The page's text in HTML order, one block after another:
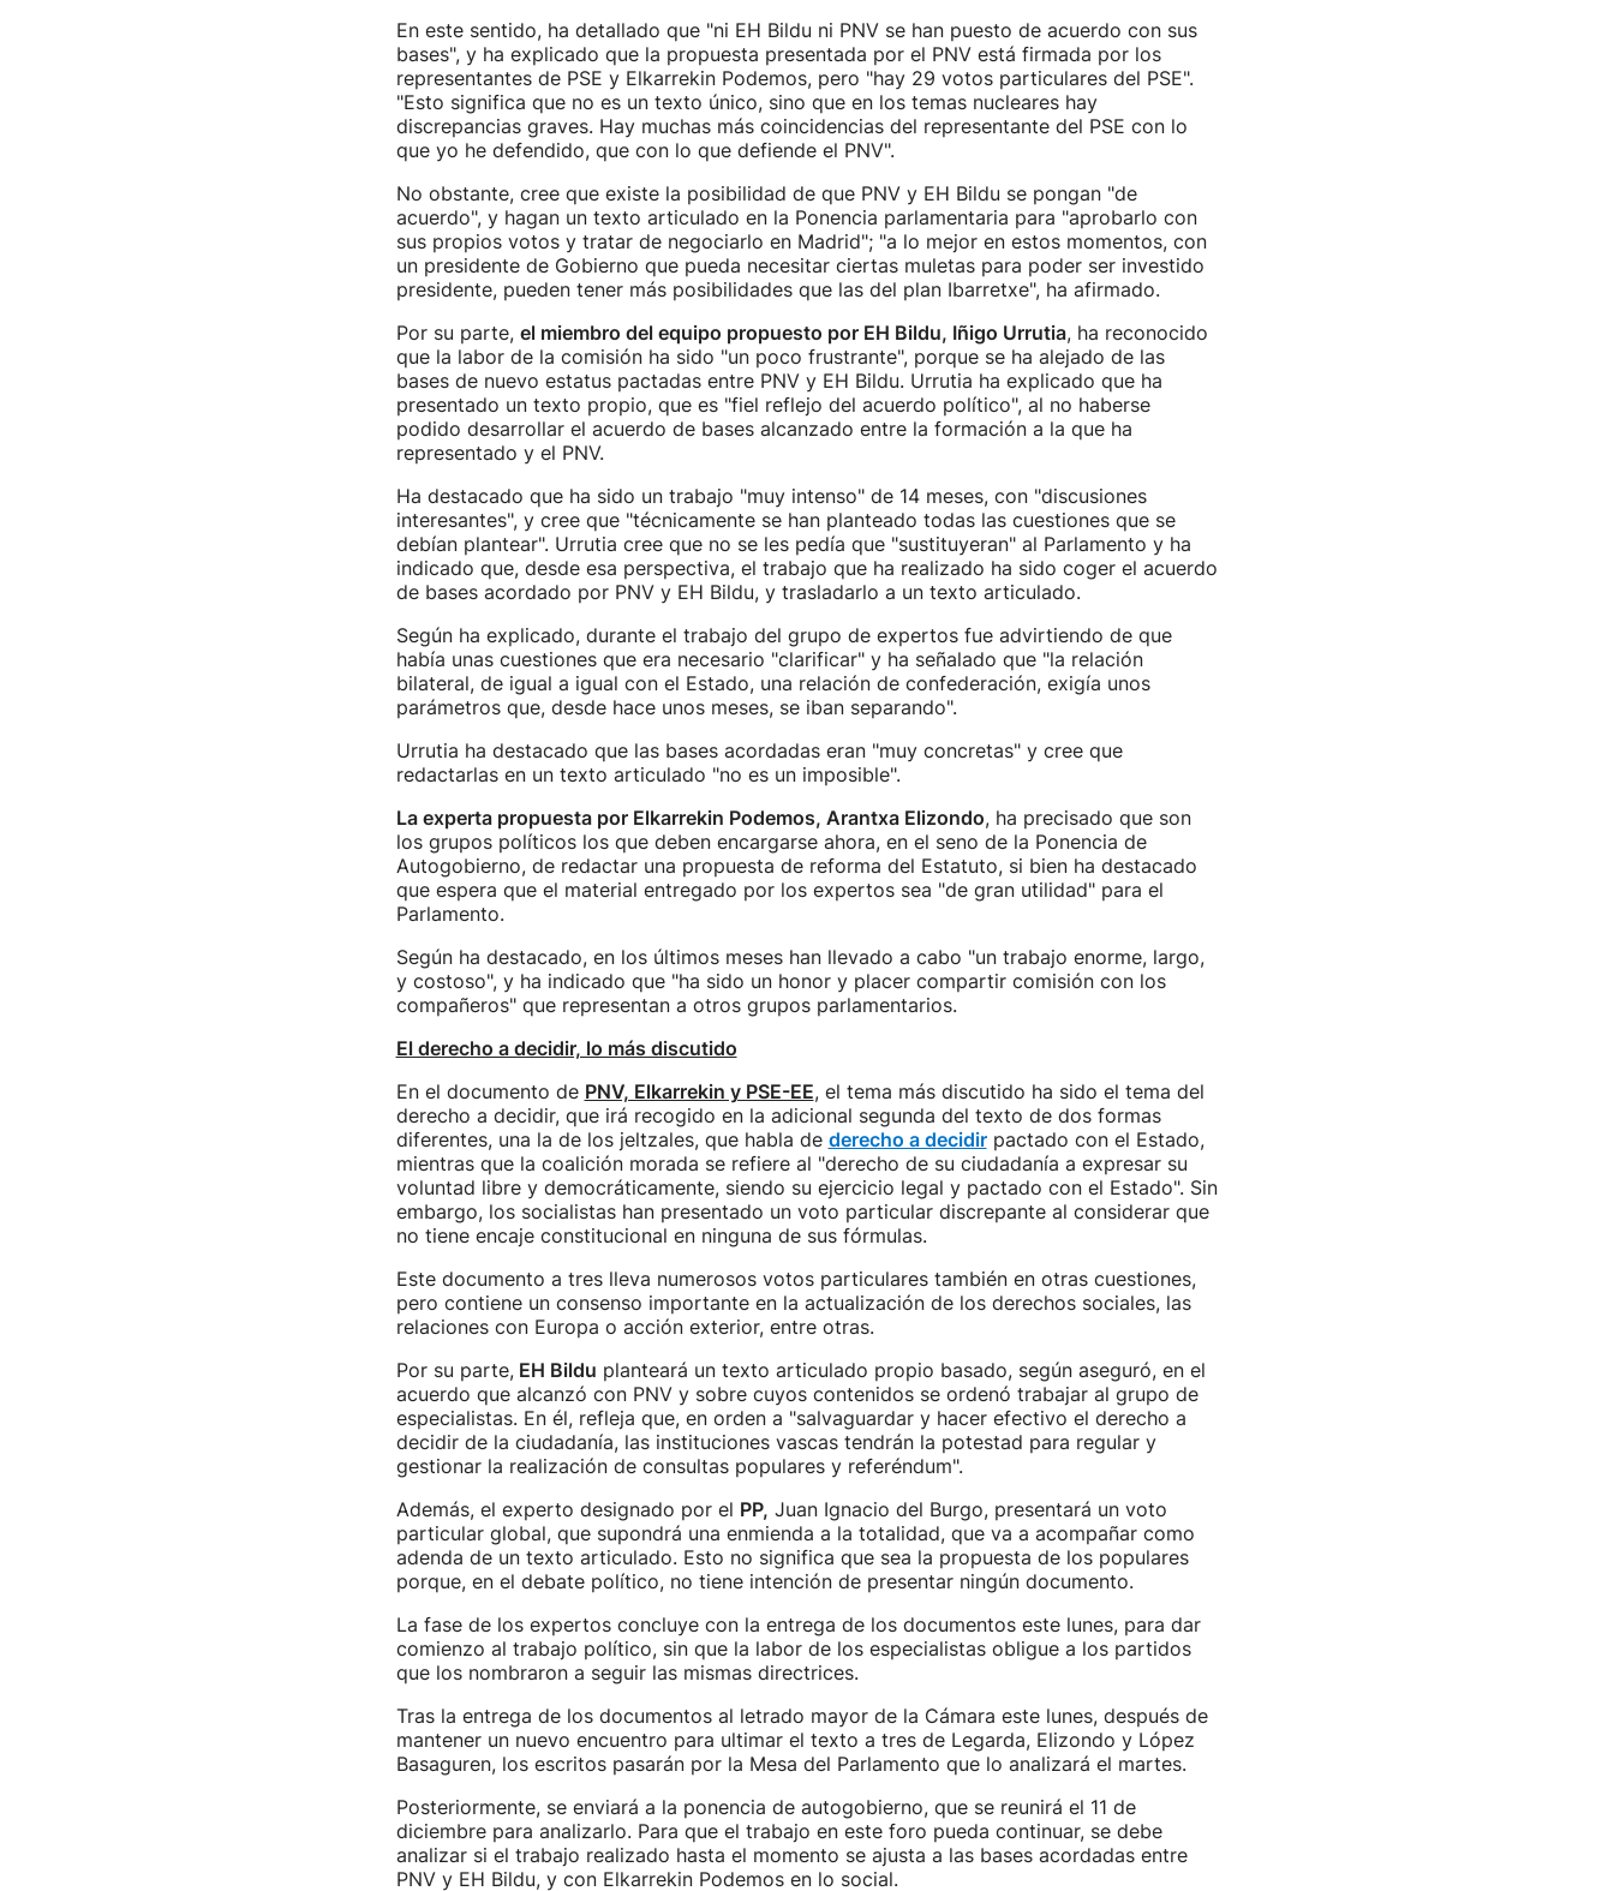
En este sentido, ha detallado que "ni EH Bildu ni PNV se han puesto de acuerdo con sus
bases", y ha explicado que la propuesta presentada por el PNV está firmada por los
representantes de PSE y Elkarrekin Podemos, pero "hay 29 votos particulares del PSE".
"Esto significa que no es un texto único, sino que en los temas nucleares hay
discrepancias graves. Hay muchas más coincidencias del representante del PSE con lo
que yo he defendido, que con lo que defiende el PNV".
No obstante, cree que existe la posibilidad de que PNV y EH Bildu se pongan "de
acuerdo", y hagan un texto articulado en la Ponencia parlamentaria para "aprobarlo con
sus propios votos y tratar de negociarlo en Madrid"; "a lo mejor en estos momentos, con
un presidente de Gobierno que pueda necesitar ciertas muletas para poder ser investido
presidente, pueden tener más posibilidades que las del plan Ibarretxe", ha afirmado.
Por su parte, el miembro del equipo propuesto por EH Bildu, Iñigo Urrutia, ha reconocido
que la labor de la comisión ha sido "un poco frustrante", porque se ha alejado de las
bases de nuevo estatus pactadas entre PNV y EH Bildu. Urrutia ha explicado que ha
presentado un texto propio, que es "fiel reflejo del acuerdo político", al no haberse
podido desarrollar el acuerdo de bases alcanzado entre la formación a la que ha
representado y el PNV.
Ha destacado que ha sido un trabajo "muy intenso" de 14 meses, con "discusiones
interesantes", y cree que "técnicamente se han planteado todas las cuestiones que se
debían plantear". Urrutia cree que no se les pedía que "sustituyeran" al Parlamento y ha
indicado que, desde esa perspectiva, el trabajo que ha realizado ha sido coger el acuerdo
de bases acordado por PNV y EH Bildu, y trasladarlo a un texto articulado.
Según ha explicado, durante el trabajo del grupo de expertos fue advirtiendo de que
había unas cuestiones que era necesario "clarificar" y ha señalado que "la relación
bilateral, de igual a igual con el Estado, una relación de confederación, exigía unos
parámetros que, desde hace unos meses, se iban separando".
Urrutia ha destacado que las bases acordadas eran "muy concretas" y cree que
redactarlas en un texto articulado "no es un imposible".
La experta propuesta por Elkarrekin Podemos, Arantxa Elizondo, ha precisado que son
los grupos políticos los que deben encargarse ahora, en el seno de la Ponencia de
Autogobierno, de redactar una propuesta de reforma del Estatuto, si bien ha destacado
que espera que el material entregado por los expertos sea "de gran utilidad" para el
Parlamento.
Según ha destacado, en los últimos meses han llevado a cabo "un trabajo enorme, largo,
y costoso", y ha indicado que "ha sido un honor y placer compartir comisión con los
compañeros" que representan a otros grupos parlamentarios.
El derecho a decidir, lo más discutido
En el documento de PNV, Elkarrekin y PSE-EE, el tema más discutido ha sido el tema del
derecho a decidir, que irá recogido en la adicional segunda del texto de dos formas
diferentes, una la de los jeltzales, que habla de derecho a decidirpactado con el Estado,
mientras que la coalición morada se refiere al "derecho de su ciudadanía a expresar su
voluntad libre y democráticamente, siendo su ejercicio legal y pactado con el Estado". Sin
embargo, los socialistas han presentado un voto particular discrepante al considerar que
no tiene encaje constitucional en ninguna de sus fórmulas.
Este documento a tres lleva numerosos votos particulares también en otras cuestiones,
pero contiene un consenso importante en la actualización de los derechos sociales, las
relaciones con Europa o acción exterior, entre otras.
Por su parte,EH Bildu planteará un texto articulado propio basado, según aseguró, en el
acuerdo que alcanzó con PNV y sobre cuyos contenidos se ordenó trabajar al grupo de
especialistas. En él, refleja que, en orden a "salvaguardar y hacer efectivo el derecho a
decidir de la ciudadanía, las instituciones vascas tendrán la potestad para regular y
gestionar la realización de consultas populares y referéndum".
Además, el experto designado por el PP, Juan Ignacio del Burgo, presentará un voto
particular global, que supondrá una enmienda a la totalidad, que va a acompañar como
adenda de un texto articulado. Esto no significa que sea la propuesta de los populares
porque, en el debate político, no tiene intención de presentar ningún documento.
La fase de los expertos concluye con la entrega de los documentos este lunes, para dar
comienzo al trabajo político, sin que la labor de los especialistas obligue a los partidos
que los nombraron a seguir las mismas directrices.
Tras la entrega de los documentos al letrado mayor de la Cámara este lunes, después de
mantener un nuevo encuentro para ultimar el texto a tres de Legarda, Elizondo y López
Basaguren, los escritos pasarán por la Mesa del Parlamento que lo analizará el martes.
Posteriormente, se enviará a la ponencia de autogobierno, que se reunirá el 11 de
diciembre para analizarlo. Para que el trabajo en este foro pueda continuar, se debe
analizar si el trabajo realizado hasta el momento se ajusta a las bases acordadas entre
PNV y EH Bildu, y con Elkarrekin Podemos en lo social.